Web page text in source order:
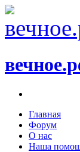
Главная
Форум
О нас
Наша